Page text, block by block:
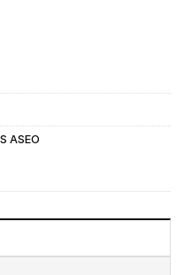
TAPA quantity
ASEO